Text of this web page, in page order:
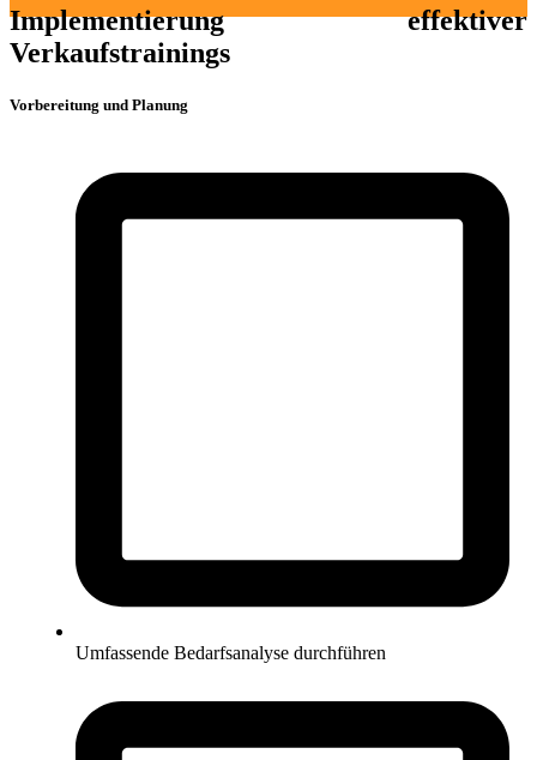
Implementierung effektiver
Verkaufstrainings
Vorbereitung und Planung
Umfassende Bedarfsanalyse durchführen